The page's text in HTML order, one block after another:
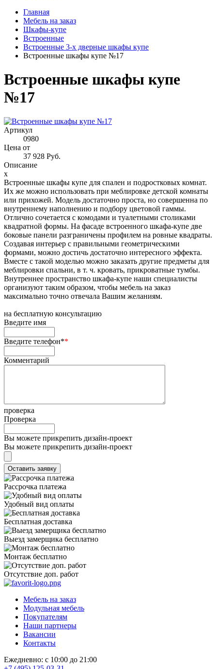
Главная
Мебель на заказ
Шкафы-купе
Встроенные
Встроенные 3-х дверные шкафы купе
Встроенные шкафы купе №17
Встроенные шкафы купе
№17
Артикул
0980
Цена от
37 928 Руб.
Описание
x
Встроенные шкафы купе для спален и подростковых комнат.
Их же можно использовать при меблировке детской комнаты
или прихожей. Модель достаточно проста, но совершенна по
внутреннему наполнению и подбору цветовой гаммы.
Отлично сочетается с комодами и туалетными столиками
квадратной формы. На фасаде встроенного шкафа-купе две
боковые панели разграничены профилем на ровные квадраты.
Создавая интерьер с правильными геометрическими
формами, можно достичь достаточно интересного эффекта.
Вместе с такой моделью можно заказать другие предметы для
меблировки спальни, в т. ч. кровать, прикроватные тумбы.
Внутреннее пространство шкафа-купе наши специалисты
организуют таким образом, чтобы мебель на заказ
максимально точно отвечала Вашим желаниям.
на бесплатную консультацию
Введите имя
Введите телефон**
Комментарий
проверка
Проверка
Вы можете прикрепить дизайн-проект
Вы можете прикрепить дизайн-проект
Рассрочка платежа
Удобный вид оплаты
Бесплатная доставка
Выезд замерщика бесплатно
Монтаж бесплатно
Отсутствие доп. работ
Мебель на заказ
Модульная мебель
Покупателям
Наши партнеры
Вакансии
Контакты
Ежедневно: с 10:00 до 21:00